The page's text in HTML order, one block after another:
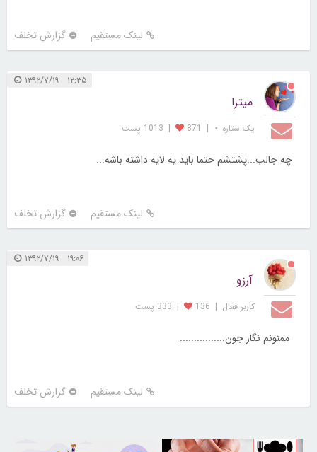
لینک مستقیم گزارش تخلف
۱۲:۳۵ ۱۳۹۲/۷/۱۹
میترا
یک ستاره ⋆ |
871
| 1013 پست
چه جالب...پشتشم حتما باید یه لایه داشته باشه...
لینک مستقیم گزارش تخلف
۱۹:۰۶ ۱۳۹۲/۷/۱۹
آرزو
کاربر فعال |
136
| 333 پست
ممنونم نگار جون................
لینک مستقیم گزارش تخلف